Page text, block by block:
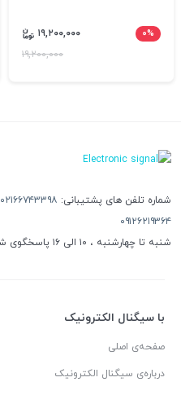
۰%
۱۹,۲۰۰,۰۰۰
۱۹,۲۰۰,۰۰۰
شماره تلفن های پشتیبانی: ۰۲۱۶۶۷۴۳۳۹۸
۰۹۱۲۶۲۱۹۳۶۴
شنبه تا چهارشنبه ، ۱۰ الی ۱۶ پاسخگوی شما هستیم
با سیگنال الکترونیک
صفحه‌ی اصلی
درباره‌ی سیگنال الکترونیک